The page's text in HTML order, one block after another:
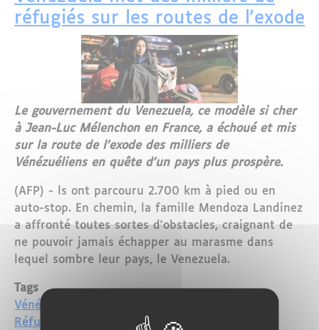
réfugiés sur les routes de l'exode
Le gouvernement du Venezuela, ce modèle si cher
à Jean-Luc Mélenchon en France, a échoué et mis
sur la route de l'exode des milliers de
Vénézuéliens en quête d'un pays plus prospère.
(AFP) - ls ont parcouru 2.700 km à pied ou en
auto-stop. En chemin, la famille Mendoza Landinez
a affronté toutes sortes d'obstacles, craignant de
ne pouvoir jamais échapper au marasme dans
lequel sombre leur pays, le Venezuela.
Tags
Vénézuela
Réfugiés